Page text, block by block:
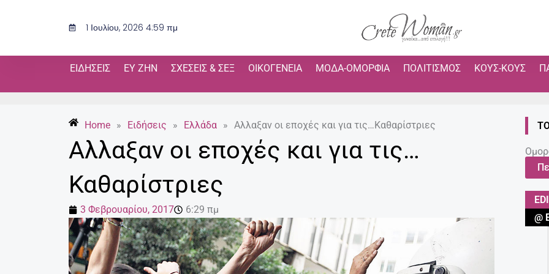
1 Ιουλίου, 2026 4:59 πμ
ΕΙΔΉΣΕΙΣ ΕΥ ΖΗΝ ΣΧΈΣΕΙΣ & ΣΕΞ ΟΙΚΟΓΈΝΕΙΑ ΜΌΔΑ-ΟΜΟΡΦΙΆ ΠΟΛΙΤΙΣΜΌΣ ΚΟΥΣ-ΚΟΥΣ
Home » Ειδήσεις » Ελλάδα » Αλλαξαν οι εποχές και για τις…Καθαρίστριες
Αλλαξαν οι εποχές και για τις…
Καθαρίστριες
3 Φεβρουαρίου, 2017 6:29 πμ
@